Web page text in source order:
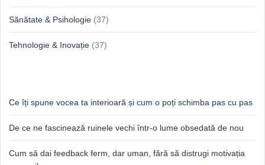
Sănătate & Psihologie (37)
Tehnologie & Inovație (37)
Ce îți spune vocea ta interioară și cum o poți schimba pas cu pas
De ce ne fascinează ruinele vechi într-o lume obsedată de nou
Cum să dai feedback ferm, dar uman, fără să distrugi motivația